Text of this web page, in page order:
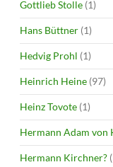
Gottlieb Stolle (1)
Hans Büttner (1)
Hedvig Prohl (1)
Heinrich Heine (97)
Heinz Tovote (1)
Hermann Adam von
Hermann Kirchner?